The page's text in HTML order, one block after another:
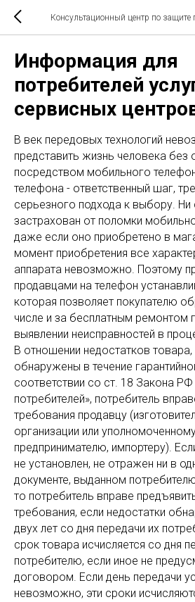
Консультационный центр по защите
Информация для
потребителей
сервисных
В век передовых технологий
представить жизнь человека без
посредством мобильного
телефона - ответственный шаг,
серьезного подхода к выбору. Ни
застрахован от поломки
даже если оно приобретено в
момент приобретения все
аппарата невозможно. Поэтому
продавцами на телефон
которая позволяет покупателю
числе и за бесплатным ремонтом
выявлении неисправностей в
В отношении недостатков товара,
обнаружены в течение
соответствии со ст. 18 Закона
потребителей», потребитель
требования продавцу
организации или
предпринимателю, импортеру).
не установлен, не отражен ни в
документе, выданном
то потребитель вправе
требования, если недостатки
двух лет со дня передачи их
срок товара исчисляется со дня
потребителю, если иное не
договором. Если день передачи
невозможно, эти сроки